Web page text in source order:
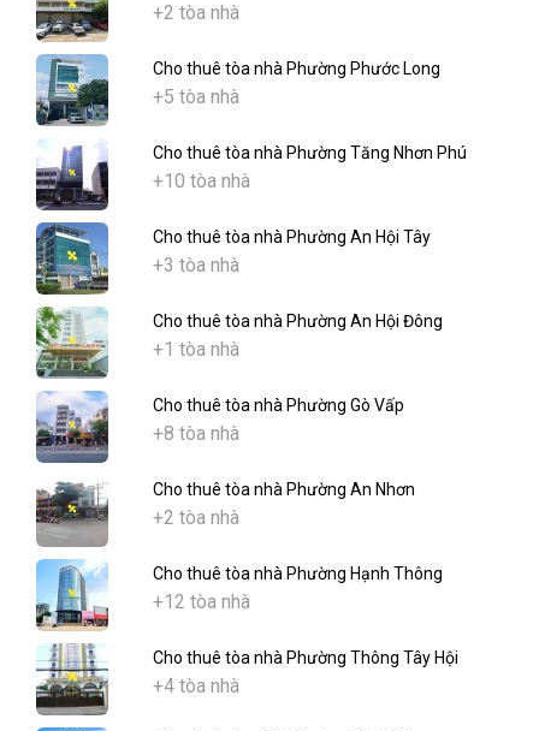
+2 tòa nhà
Cho thuê tòa nhà Phường Phước Long
+5 tòa nhà
Cho thuê tòa nhà Phường Tăng Nhơn Phú
+10 tòa nhà
Cho thuê tòa nhà Phường An Hội Tây
+3 tòa nhà
Cho thuê tòa nhà Phường An Hội Đông
+1 tòa nhà
Cho thuê tòa nhà Phường Gò Vấp
+8 tòa nhà
Cho thuê tòa nhà Phường An Nhơn
+2 tòa nhà
Cho thuê tòa nhà Phường Hạnh Thông
+12 tòa nhà
Cho thuê tòa nhà Phường Thông Tây Hội
+4 tòa nhà